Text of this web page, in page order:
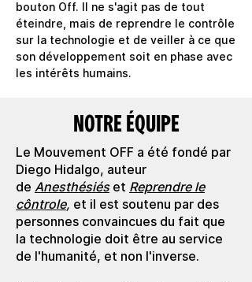
bouton Off. Il ne s'agit pas de tout
éteindre, mais de reprendre le contrôle
sur la technologie et de veiller à ce que
son développement soit en phase avec
les intérêts humains.
NOTRE ÉQUIPE
Le Mouvement OFF a été fondé par
Diego Hidalgo, auteur
de Anesthésiéset Reprendre le
côntrole, et il est soutenu par des
personnes convaincues du fait que
la technologie doit être au service
de l'humanité, et non l'inverse.